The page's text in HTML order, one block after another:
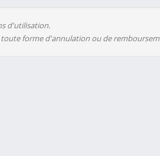
d'utilisation.
toute forme d'annulation ou de